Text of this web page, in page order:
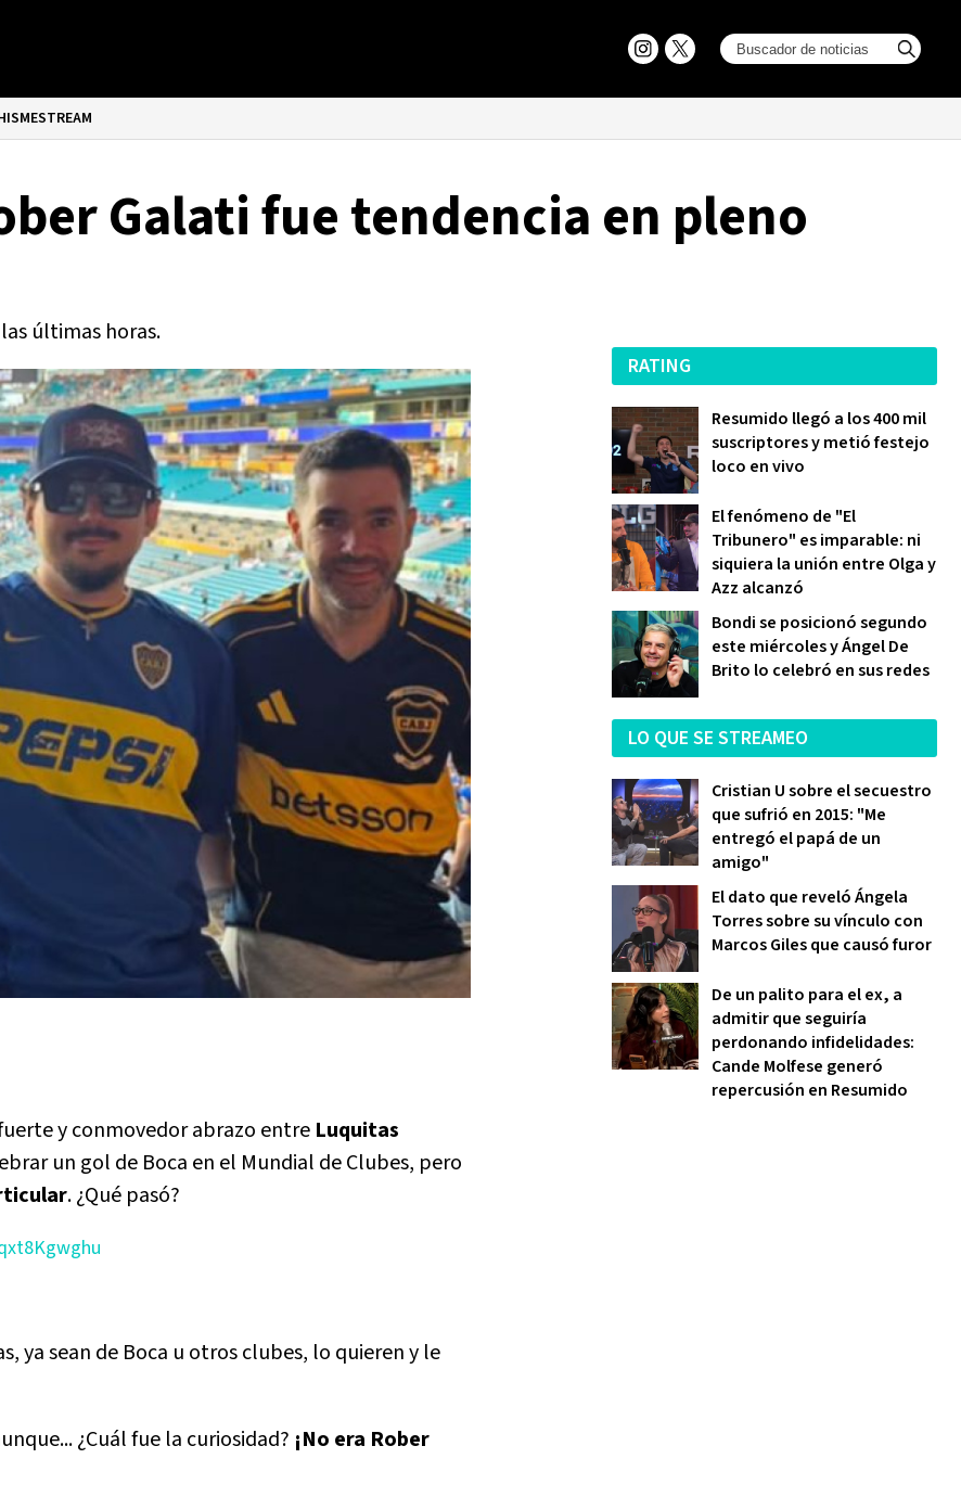
Galati fue tendencia en pleno
últimas horas.
y conmovedor abrazo entre Luquitas
un gol de Boca en el Mundial de Clubes, pero
. ¿Qué pasó?
ya sean de Boca u otros clubes, lo quieren y le
¿Cuál fue la curiosidad? ¡No era Rober
RATING
Resumido llegó a los 400 mil
suscriptores y metió festejo
loco en vivo
El fenómeno de "El
Tribunero" es imparable: ni
siquiera la unión entre Olga y
Azz alcanzó
Bondi se posicionó segundo
este miércoles y Ángel De
Brito lo celebró en sus redes
LO QUE SE STREAMEO
Cristian U sobre el secuestro
que sufrió en 2015: "Me
entregó el papá de un
amigo"
El dato que reveló Ángela
Torres sobre su vínculo con
Marcos Giles que causó furor
De un palito para el ex, a
admitir que seguiría
perdonando infidelidades:
Cande Molfese generó
repercusión en Resumido